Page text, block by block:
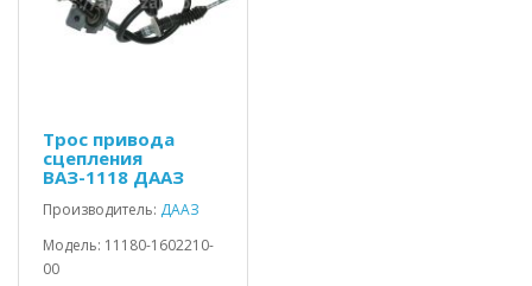
Трос привода
сцепления
ВАЗ-1118 ДААЗ
Производитель: ДААЗ
Модель: 11180-1602210-
00